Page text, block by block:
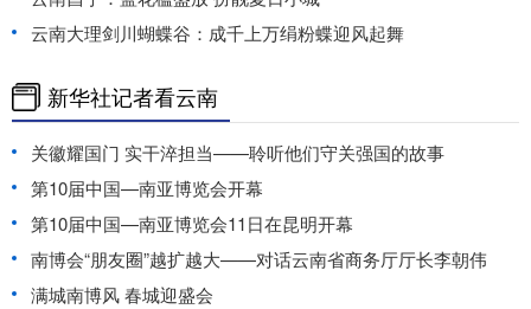
云南大理剑川蝴蝶谷：成千上万绢粉蝶迎风起舞
新华社记者看云南
关徽耀国门 实干淬担当——聆听他们守关强国的故事
第10届中国—南亚博览会开幕
第10届中国—南亚博览会11日在昆明开幕
南博会“朋友圈”越扩越大——对话云南省商务厅厅长李朝伟
满城南博风 春城迎盛会